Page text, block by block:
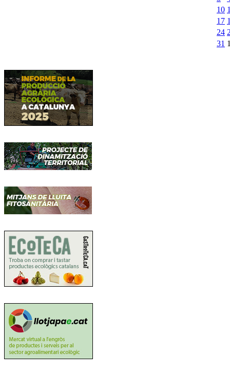
10
17
24
31